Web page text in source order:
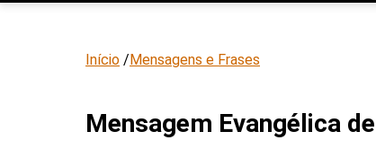
Início /Mensagens e Frases
Mensagem Evangélica